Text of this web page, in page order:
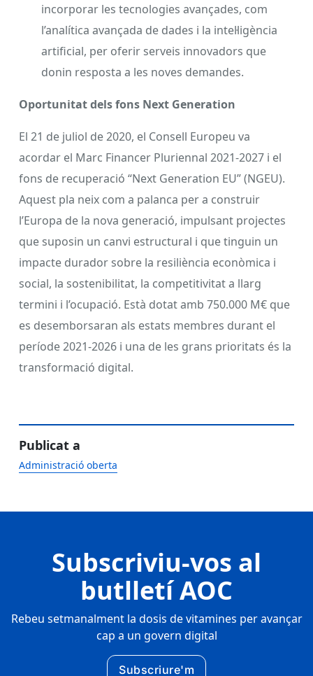
incorporar les tecnologies avançades, com
l’analítica avançada de dades i la intel·ligència
artificial, per oferir serveis innovadors que
donin resposta a les noves demandes.
Oportunitat dels fons Next Generation
El 21 de juliol de 2020, el Consell Europeu va
acordar el Marc Financer Pluriennal 2021-2027 i el
fons de recuperació “Next Generation EU” (NGEU).
Aquest pla neix com a palanca per a construir
l’Europa de la nova generació, impulsant projectes
que suposin un canvi estructural i que tinguin un
impacte durador sobre la resiliència econòmica i
social, la sostenibilitat, la competitivitat a llarg
termini i l’ocupació. Està dotat amb 750.000 M€ que
es desemborsaran als estats membres durant el
període 2021-2026 i una de les grans prioritats és la
transformació digital.
Publicat a
Administració oberta
Subscriviu-vos al
butlletí AOC
Rebeu setmanalment la dosis de vitamines per avançar
cap a un govern digital
Subscriure'm